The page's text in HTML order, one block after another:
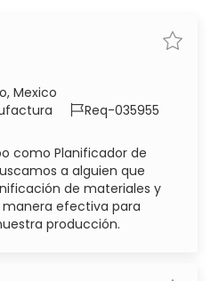
Mexico
ID de trabajo
Req-035955
como Planificador de
a alguien que
de materiales y
efectiva para
producción.